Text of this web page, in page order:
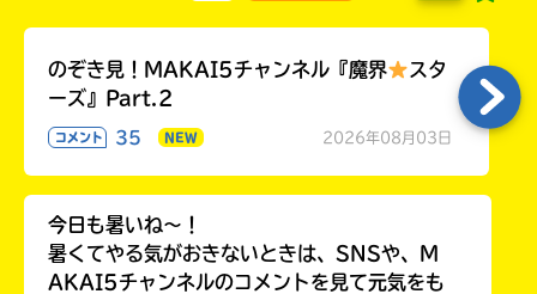
のぞき見！MAKAI5チャンネル『魔界
スタ
ーズ』Part.2
コメント 35 NEW 2026年08月03日
今日も暑いね〜！
暑くてやる気がおきないときは、SNSや、M
AKAI5チャンネルのコメントを見て元気をも